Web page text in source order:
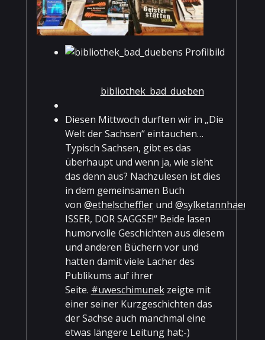
bibliothek_bad_dueben
Diesen Mittwoch durften wir in „Die
Welt der Sachsen“ eintauchen…
Typisch Sachsen, gibt es das
überhaupt und wenn ja, wie sieht
das denn aus? Nachzulesen ist dies
in dem gemeinsamen Buch
von @ethelschefflerund @sylketannhaeuser
ISSER, DOR SAGGSE!“ Beide lasen
humorvolle Geschichten aus diesem
und anderen Büchern vor und
hatten damit viele Lacher des
Publikums auf ihrer
Seite. #uweschimunekzeigte mit
einer seiner Kurzgeschichten das
der Sachse auch manchmal eine
etwas längere Leitung hat;-)